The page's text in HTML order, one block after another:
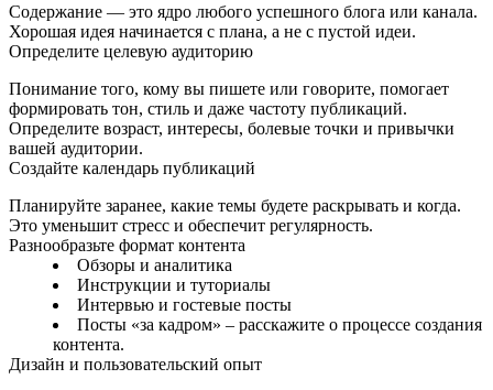
Содержание — это ядро любого успешного блога или канала.
Хорошая идея начинается с плана, а не с пустой идеи.
Определите целевую аудиторию
Понимание того, кому вы пишете или говорите, помогает
формировать тон, стиль и даже частоту публикаций.
Определите возраст, интересы, болевые точки и привычки
вашей аудитории.
Создайте календарь публикаций
Планируйте заранее, какие темы будете раскрывать и когда.
Это уменьшит стресс и обеспечит регулярность.
Разнообразьте формат контента
Обзоры и аналитика
Инструкции и туториалы
Интервью и гостевые посты
Посты «за кадром» – расскажите о процессе создания
контента.
Дизайн и пользовательский опыт